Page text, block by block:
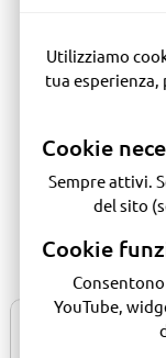
Utilizziamo cookie e tecnologie simili per migliorare la
tua esperienza,
Cookie
Sempre attivi. Servono per il corretto funzionamento
del sito
Cookie
Consentono funzionalità avanzate come video
YouTube,
favorendo